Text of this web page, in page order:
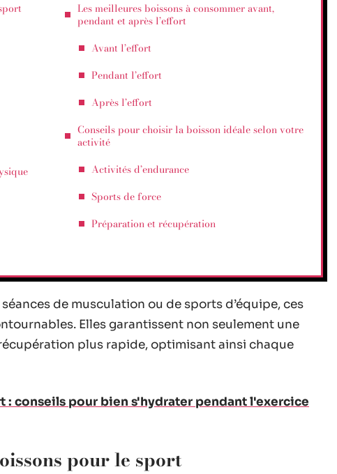
Les meilleures boissons à consommer avant,
pendant et après l’effort
Avant l’effort
Pendant l’effort
Après l’effort
Conseils pour choisir la boisson idéale selon votre
activité
Activités d’endurance
Sports de force
Préparation et récupération
séances de musculation ou de sports d’équipe, ces
Elles garantissent non seulement une
plus rapide, optimisant ainsi chaque
: conseils pour bien s'hydrater pendant l'exercice
pour le sport